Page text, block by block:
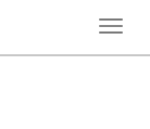
Toggle